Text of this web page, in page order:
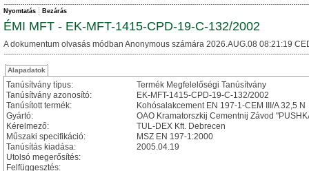
Nyomtatás Bezárás
ÉMI MFT - EK-MFT-1415-CPD-19-C-132/2002
A dokumentum olvasás módban Anonymous számára 2026.AUG.08 08:21:19
Alapadatok
Tanúsítvány típus:
Termék Megfelelőségi Tanúsítvány
Tanúsítvány azonosító:
EK-MFT-1415-CPD-19-C-132/2002
Tanúsított termék:
Kohósalakcement EN 197-1-CEM III/A 32,5 N
Gyártó:
OAO Kramatorszkij Cementnij Závod
Kérelmező:
TUL-DEX Kft. Debrecen
Műszaki specifikáció:
MSZ EN 197-1:2000
Tanúsítás kiadása:
2005.04.19
Utolsó megerősítés:
Felfüggesztés: